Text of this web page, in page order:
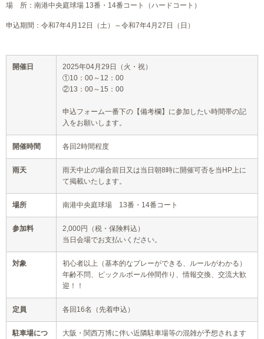
場 所：南港中央庭球場 13番・14番コート（ハードコート）
申込期間：令和7年4月12日（土）～令和7年4月27日（日）
開催日
2025年04月29日（火・祝）
①10：00～12：00
②13：00～15：00
申込フォーム一番下の【備考欄】に参加したい時間帯の記
入をお願いします。
開催時間 各回2時間程度
雨天
雨天中止の場合前日又は当日朝8時に開催可否を当HP上に
て掲載いたします。
場所 南港中央庭球場 13番・14番コート
参加料
2,000円（税・保険料込）
当日会場でお支払いください。
対象
初心者以上（基本的なプレーができる、ルールがわかる）
年齢不問、ピックルボール仲間作り、情報交換、交流大歓
迎！！
定員 各回16名（先着申込）
駐車場につ
大阪・関西万博に伴い近隣駐車場等の混雑が予想されます